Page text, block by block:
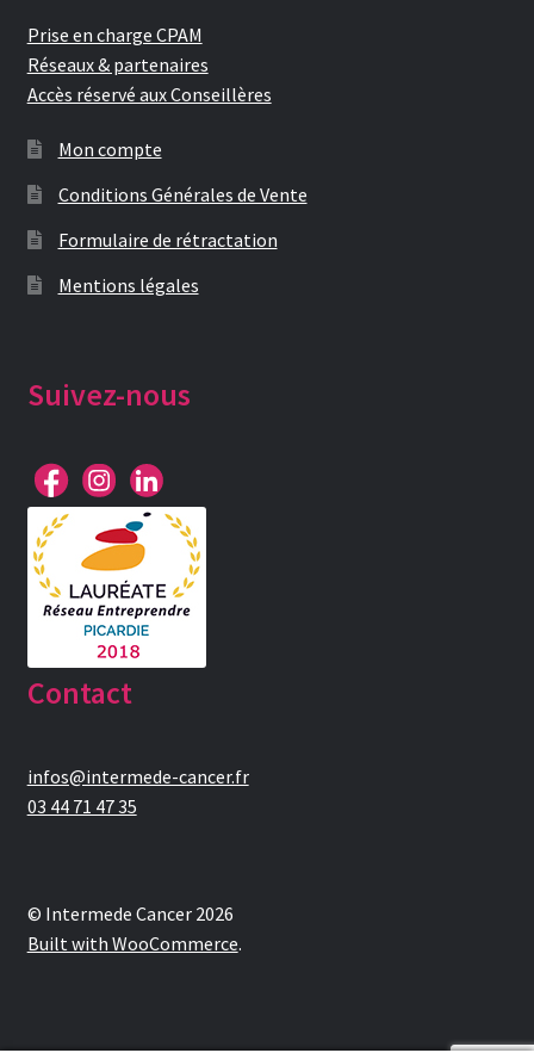
Prise en charge CPAM
Réseaux & partenaires
Accès réservé aux Conseillères
Mon compte
Conditions Générales de Vente
Formulaire de rétractation
Mentions légales
Suivez-nous
Contact
infos@intermede-cancer.fr
03 44 71 47 35
© Intermede Cancer 2026
Built with WooCommerce.